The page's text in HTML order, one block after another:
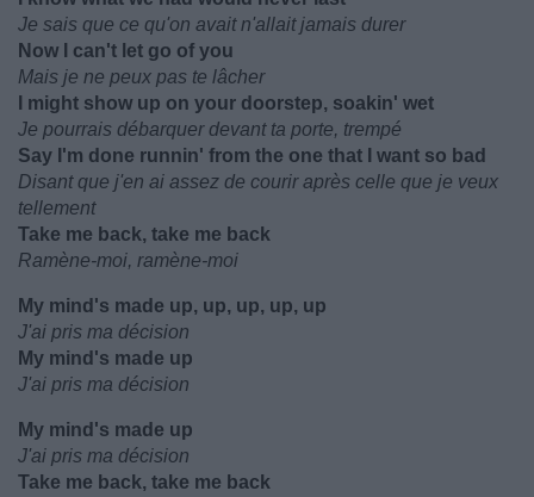
Je sais que ce qu'on avait n'allait jamais durer
Now I can't let go of you
Mais je ne peux pas te lâcher
I might show up on your doorstep, soakin' wet
Je pourrais débarquer devant ta porte, trempé
Say I'm done runnin' from the one that I want so bad
Disant que j'en ai assez de courir après celle que je veux
tellement
Take me back, take me back
Ramène-moi, ramène-moi
My mind's made up, up, up, up, up
J'ai pris ma décision
My mind's made up
J'ai pris ma décision
My mind's made up
J'ai pris ma décision
Take me back, take me back